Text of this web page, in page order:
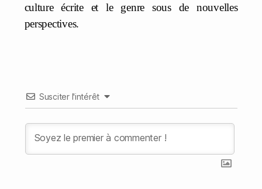
culture écrite et le genre sous de nouvelles
perspectives.
Susciter l'intérêt